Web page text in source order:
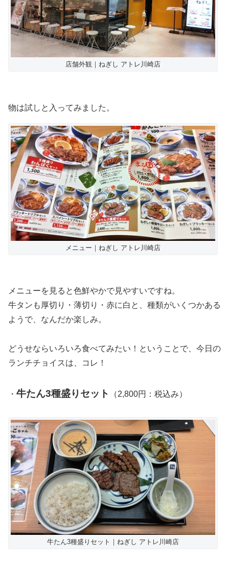
店舗外観｜ねぎし アトレ川崎店
物は試しと入ってみました。
メニュー｜ねぎし アトレ川崎店
メニューを見ると色鮮やかで見やすいですね。
牛タンも厚切り・薄切り・赤に白と、種類がいくつかある
ようで、なんだか楽しみ。
どうせならいろいろ食べてみたい！ということで、今日の
ランチチョイスは、コレ！
・ 牛たん3種盛りセット （2,800円：税込み）
牛たん3種盛りセット｜ねぎし アトレ川崎店